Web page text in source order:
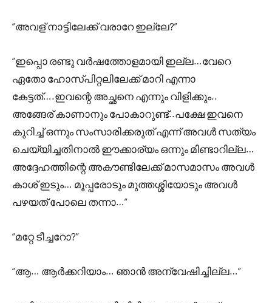
“അവള് നാട്ടിലേക്ക് വരാറേ ഇല്ലേ?”
“ഇപ്പൊ രണ്ടു വർഷത്തോളമായി ഇല്ല…വേറെ
ഏതോ ഹോസ്പിറ്റലിലേക്ക് മാറി എന്നാ
കേട്ടത്….ഇവന്റെ അച്ഛനെ എന്നും വിളിക്കും..
അങ്ങേര് കാണാനും പോകാറുണ്ട്..പക്ഷേ ഇവനെ
കുറിച്ച് ഒന്നും സംസാരിക്കരുത് എന്ന് അവൾ സത്യം
ചെയ്യിച്ചതിനാൽ ഈക്കാര്യം ഒന്നും മിണ്ടാറില്ല…
അദ്ദേഹത്തിന്റെ അകൗണ്ടിലേക്ക് മാസമാസം അവൾ
കാശ് ഇടും… മൂപ്പരോടും മുത്തശ്ശിയോടും അവൾ
പഴയത് പോലെ തന്നാ…”
“മറ്റേ ടീച്ചറോ?”
“ആ… ആർക്കറിയാം… ഞാൻ അന്വേഷിച്ചില്ല…”